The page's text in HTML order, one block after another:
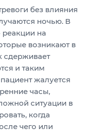
без влияния
ночью. В
реакции на
возникают в
сдерживает
и таким
жалуется
часы,
ситуации в
когда
чего или